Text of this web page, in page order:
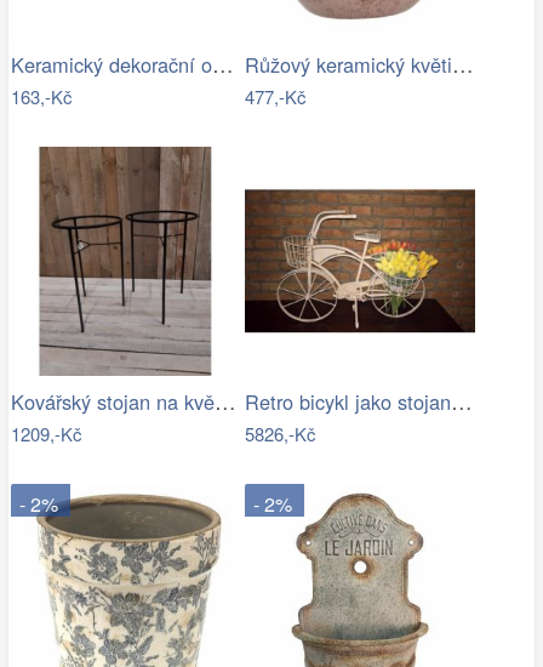
Keramický dekorační obal na květináč s…
163,-Kč
Růžový keramický květináč s popraskáním…
477,-Kč
Kovářský stojan na květináč
1209,-Kč
Retro bicykl jako stojan na květiny - EW
5826,-Kč
- 2% - 2%